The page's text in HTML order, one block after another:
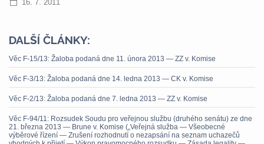
16. 7. 2011
DALŠÍ ČLÁNKY:
Věc F-15/13: Žaloba podaná dne 11. února 2013 — ZZ v. Komise
Věc F-3/13: Žaloba podaná dne 14. ledna 2013 — CK v. Komise
Věc F-2/13: Žaloba podaná dne 7. ledna 2013 — ZZ v. Komise
Věc F-94/11: Rozsudek Soudu pro veřejnou službu (druhého senátu) ze dne
21. března 2013 — Brune v. Komise („Veřejná služba — Všeobecné
výběrové řízení — Zrušení rozhodnutí o nezapsání na seznam uchazečů